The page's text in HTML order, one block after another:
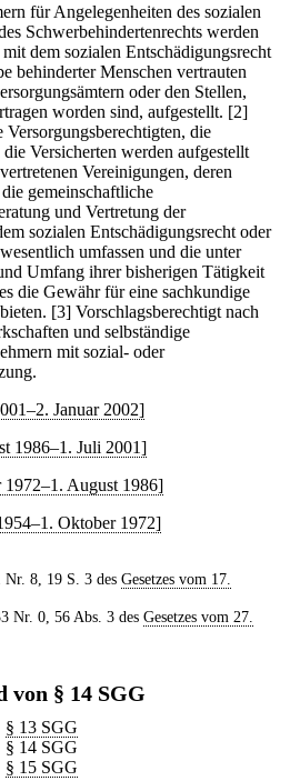
für Angelegenheiten des sozialen
Schwerbehindertenrechts werden
dem sozialen Entschädigungsrecht
behinderter Menschen vertrauten
oder den Stellen,
worden sind, aufgestellt. [2]
die
Versicherten werden aufgestellt
Vereinigungen, deren
gemeinschaftliche
und Vertretung der
sozialen Entschädigungsrecht oder
umfassen und die unter
Umfang ihrer bisherigen Tätigkeit
die Gewähr für eine sachkundige
[3] Vorschlagsberechtigt nach
und selbständige
mit sozial- oder
Januar 2002]
1986–1. Juli 2001]
1972–1. August 1986]
Oktober 1972]
Nr. 8, 19 S. 3 des Gesetzes vom 17.
Nr. 0, 56 Abs. 3 des Gesetzes vom 27.
von § 14 SGG
§ 13 SGG
§ 14 SGG
§ 15 SGG